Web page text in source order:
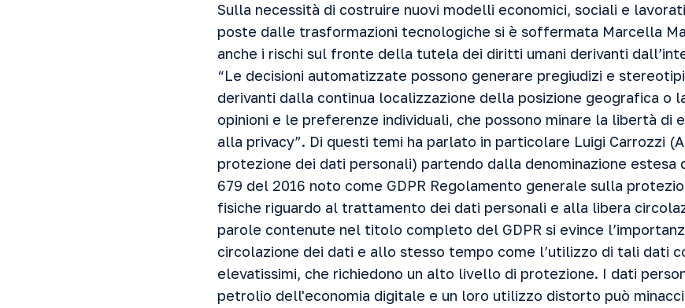
Sulla necessità di costruire nuovi modelli economici, sociali e
poste dalle trasformazioni tecnologiche si è soffermata Marcella
anche i rischi sul fronte della tutela dei diritti umani derivanti
“Le decisioni automatizzate possono generare pregiudizi e
derivanti dalla continua localizzazione della posizione geografica o
opinioni e le preferenze individuali, che possono minare la libertà di
alla privacy”. Di questi temi ha parlato in particolare Luigi Carrozzi
protezione dei dati personali) partendo dalla denominazione estesa
679 del 2016 noto come GDPR Regolamento generale sulla
fisiche riguardo al trattamento dei dati personali e alla libera
parole contenute nel titolo completo del GDPR si evince
circolazione dei dati e allo stesso tempo come l’utilizzo di tali dati
elevatissimi, che richiedono un alto livello di protezione. I dati
petrolio dell'economia digitale e un loro utilizzo distorto può